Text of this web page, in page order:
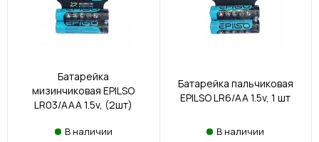
Батарейка
мизинчиковая EPILSO
LR03/AAA 1.5v, (2шт)
В наличии
Батарейка пальчиковая
EPILSO LR6/AA 1.5v, 1 шт
В наличии